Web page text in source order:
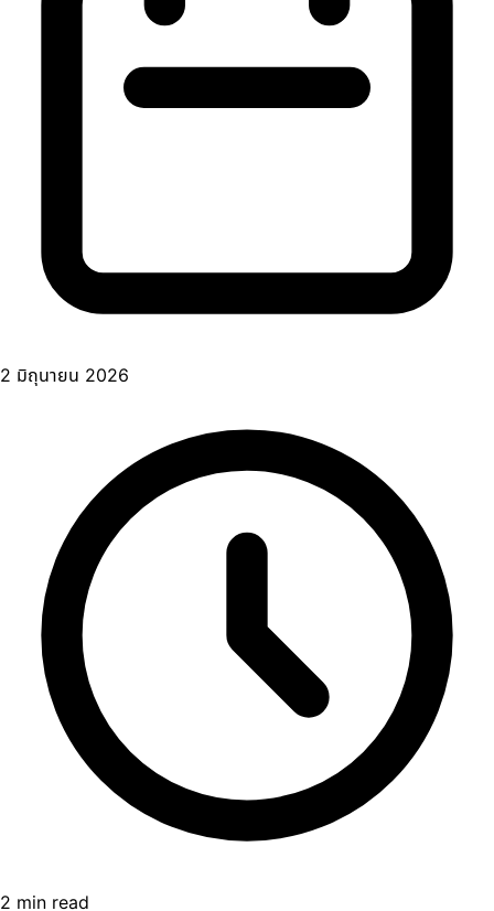
2 มิถุนายน 2026
2 min read